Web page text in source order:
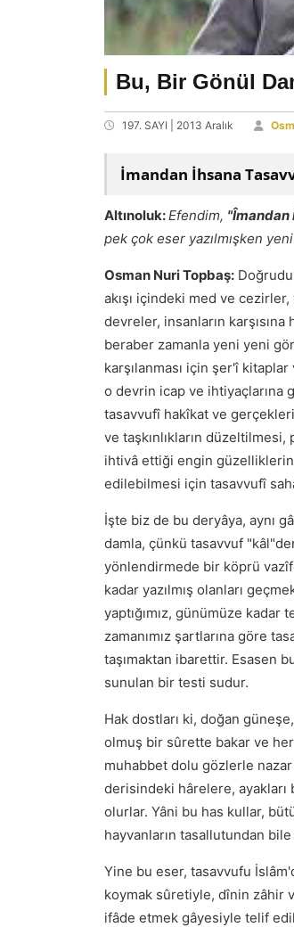
Bu, Bir Gönül
197. SAYI | 2013 Aralık
İmandan İhsana
Altınoluk:Efendim, "Îmandan
pek çok eser yazılmışken
Osman Nuri Topbaş:
akışı içindeki med ve
devreler, insanların
beraber zamanla yeni yeni
karşılanması için şer'î
o devrin icap ve ihtiyaçlarına
tasavvufî hakîkat ve
ve taşkınlıkların
ihtivâ ettiği engin güzelliklerin
edilebilmesi için tasavvufî
İşte biz de bu deryâya, aynı
damla, çünkü tasavvuf
yönlendirmede bir köprü
kadar yazılmış olanları
yaptığımız, günümüze kadar
zamanımız şartlarına göre
taşımaktan ibarettir. Esasen
sunulan bir testi sudur.
Hak dostları ki, doğan
olmuş bir sûrette bakar ve
muhabbet dolu gözlerle
derisindeki hârelere,
olurlar. Yâni bu has kullar,
hayvanların tasallutundan
Yine bu eser, tasavvufu
koymak sûretiyle, dînin zâhir
ifâde etmek gâyesiyle telif